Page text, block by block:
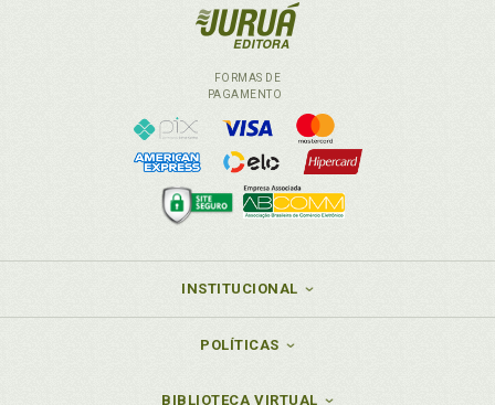
FORMAS DE
PAGAMENTO
INSTITUCIONAL
POLÍTICAS
BIBLIOTECA VIRTUAL